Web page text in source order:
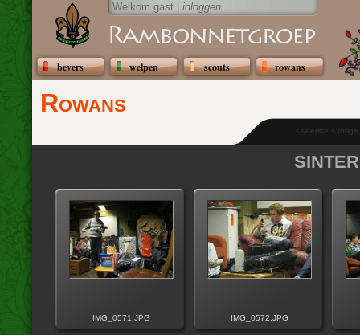
Welkom gast | inloggen
bevers welpen scouts rowans
Rowans
<<eerste <vorige
IMG_0571.JPG IMG_0572.JPG